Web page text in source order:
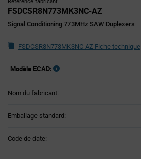
Référence fabricant
FSDCSR8N773MK3NC-AZ
Signal Conditioning 773MHz SAW Duplexers
FSDCSR8N773MK3NC-AZ Fiche technique
Modèle ECAD:
Nom du fabricant:
Emballage standard:
Code de date: